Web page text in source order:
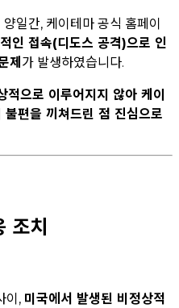
일간, 케이테마 공식 홈페이
인 접속(디도스 공격)으로 인
제 가 발생하였습니다.
적으로 이루어지지 않아 케이
편을 끼쳐드린 점 진심으로
조치
이, 미국에서 발생된 비정상적